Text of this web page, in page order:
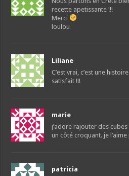
recette apetissante !!!
Merci
loulou
Liliane
C’est vrai, c’est une
satisfait !!!
marie
j’adore rajouter des
un côté croquant. je
patricia